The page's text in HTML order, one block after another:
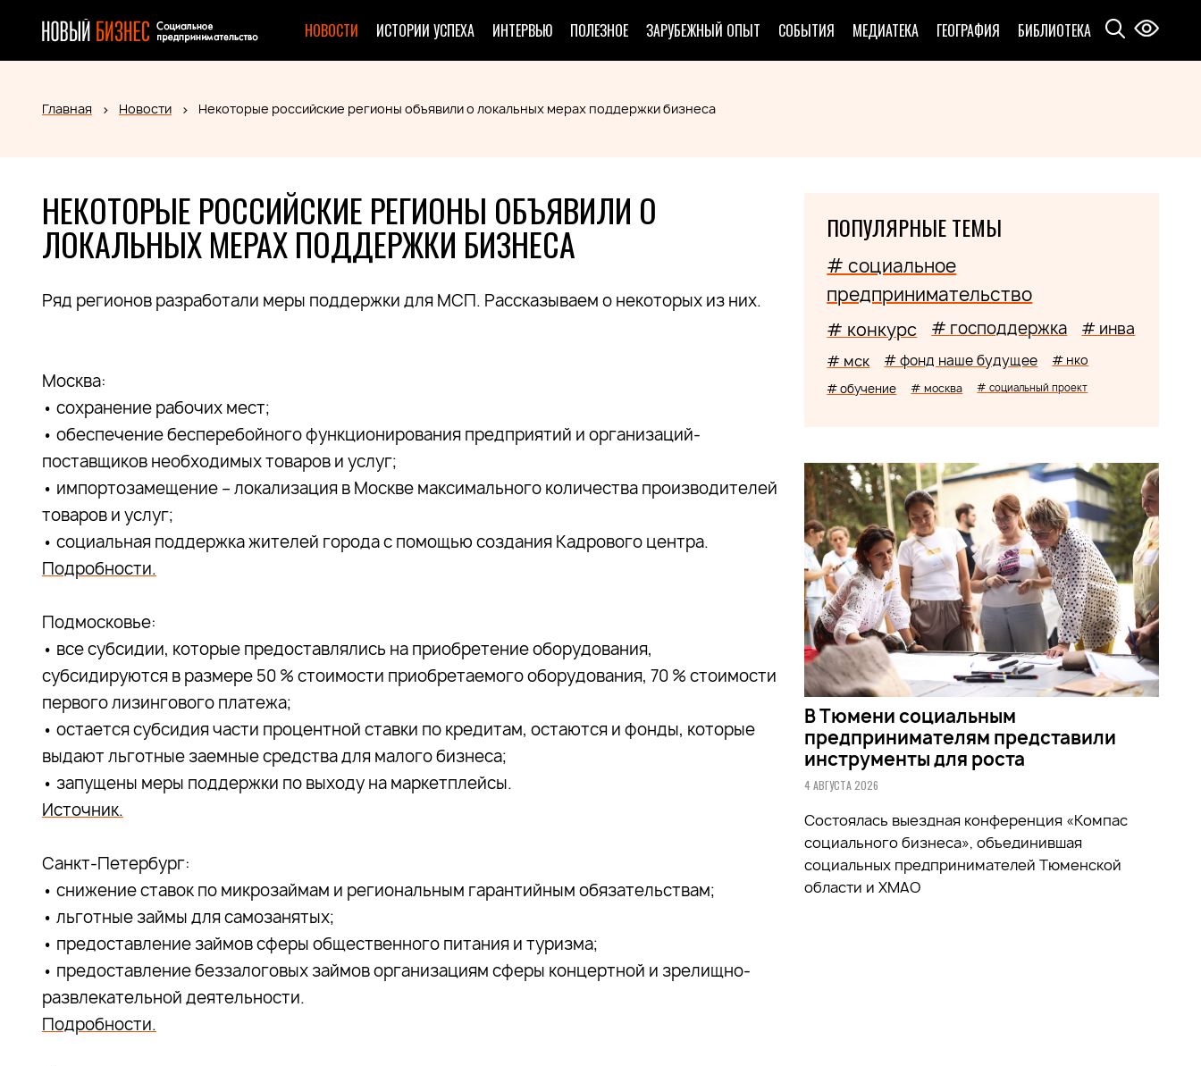
НОВОСТИ ИСТОРИИ УСПЕХА ИНТЕРВЬЮ ПОЛЕЗНОЕ ЗАРУБЕЖНЫЙ ОПЫТ СОБЫТИЯ МЕДИАТЕКА ГЕОГРАФИЯ БИБЛИОТЕКА
Главная Новости Некоторые российские регионы объявили о локальных мерах поддержки бизнеса
НЕКОТОРЫЕ РОССИЙСКИЕ РЕГИОНЫ ОБЪЯВИЛИ О
ЛОКАЛЬНЫХ МЕРАХ ПОДДЕРЖКИ БИЗНЕСА
Ряд регионов разработали меры поддержки для МСП. Рассказываем о некоторых из них.
Москва:
• сохранение рабочих мест;
• обеспечение бесперебойного функционирования предприятий и организаций-
поставщиков необходимых товаров и услуг;
• импортозамещение – локализация в Москве максимального количества производителей
товаров и услуг;
• социальная поддержка жителей города с помощью создания Кадрового центра.
Подробности.
Подмосковье:
• все субсидии, которые предоставлялись на приобретение оборудования,
субсидируются в размере 50 % стоимости приобретаемого оборудования, 70 % стоимости
первого лизингового платежа;
• остается субсидия части процентной ставки по кредитам, остаются и фонды, которые
выдают льготные заемные средства для малого бизнеса;
• запущены меры поддержки по выходу на маркетплейсы.
Источник.
Санкт-Петербург:
• снижение ставок по микрозаймам и региональным гарантийным обязательствам;
• льготные займы для самозанятых;
• предоставление займов сферы общественного питания и туризма;
• предоставление беззалоговых займов организациям сферы концертной и зрелищно-
развлекательной деятельности.
Подробности.
ПОПУЛЯРНЫЕ ТЕМЫ
# социальное
предпринимательство
# конкурс # господдержка # инва
# мск # фонд наше будущее # нко
# обучение # москва # социальный проект
В Тюмени социальным
предпринимателям представили
инструменты для роста
4 АВГУСТА 2026
Состоялась выездная конференция «Компас
социального бизнеса», объединившая
социальных предпринимателей Тюменской
области и ХМАО